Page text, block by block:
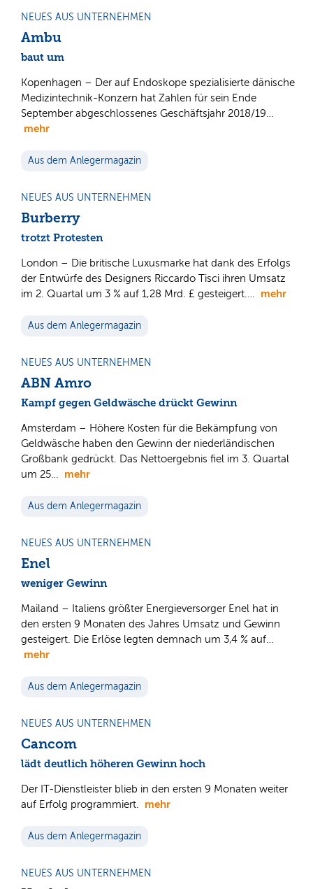
NEUES AUS UNTERNEHMEN
Ambu
baut um
Kopenhagen – Der auf Endoskope spezialisierte dänische
Medizintechnik-Konzern hat Zahlen für sein Ende
September abgeschlossenes Geschäftsjahr 2018/19…
mehr
Aus dem Anlegermagazin
NEUES AUS UNTERNEHMEN
Burberry
trotzt Protesten
London – Die britische Luxusmarke hat dank des Erfolgs
der Entwürfe des Designers Riccardo Tisci ihren Umsatz
im 2. Quartal um 3 % auf 1,28 Mrd. £ gesteigert.… mehr
Aus dem Anlegermagazin
NEUES AUS UNTERNEHMEN
ABN Amro
Kampf gegen Geldwäsche drückt Gewinn
Amsterdam – Höhere Kosten für die Bekämpfung von
Geldwäsche haben den Gewinn der niederländischen
Großbank gedrückt. Das Nettoergebnis fiel im 3. Quartal
um 25… mehr
Aus dem Anlegermagazin
NEUES AUS UNTERNEHMEN
Enel
weniger Gewinn
Mailand – Italiens größter Energieversorger Enel hat in
den ersten 9 Monaten des Jahres Umsatz und Gewinn
gesteigert. Die Erlöse legten demnach um 3,4 % auf…
mehr
Aus dem Anlegermagazin
NEUES AUS UNTERNEHMEN
Cancom
lädt deutlich höheren Gewinn hoch
Der IT-Dienstleister blieb in den ersten 9 Monaten weiter
auf Erfolg programmiert. mehr
Aus dem Anlegermagazin
NEUES AUS UNTERNEHMEN